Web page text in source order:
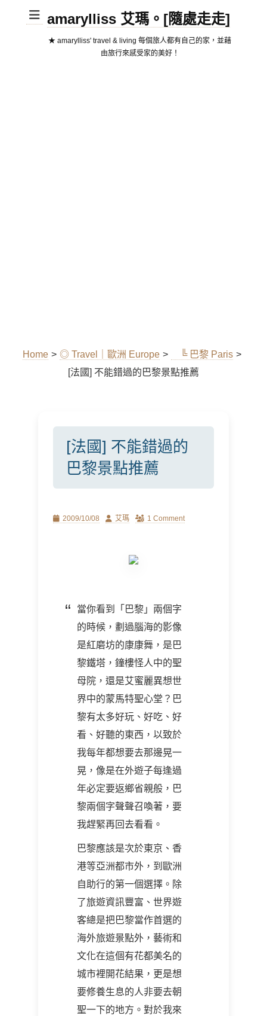
amarylliss 艾瑪。[隨處走走]
★ amarylliss' travel & living 每個旅人都有自己的家，並藉
由旅行來感受家的美好！
Home > ◎ Travel｜歐洲 Europe > ╚ 巴黎 Paris >
[法國] 不能錯過的巴黎景點推薦
[法國] 不能錯過的
巴黎景點推薦
Posted
2009/10/08 Author
艾瑪 1 Comment
當你看到「巴黎」兩個字
的時候，劃過腦海的影像
是紅磨坊的康康舞，是巴
黎鐵塔，鐘樓怪人中的聖
母院，還是艾蜜麗異想世
界中的蒙馬特聖心堂？巴
黎有太多好玩、好吃、好
看、好聽的東西，以致於
我每年都想要去那邊晃一
晃，像是在外遊子每逢過
年必定要返鄉省親般，巴
黎兩個字聲聲召喚著，要
我趕緊再回去看看。
巴黎應該是次於東京、香
港等亞洲都市外，到歐洲
自助行的第一個選擇。除
了旅遊資訊豐富、世界遊
客總是把巴黎當作首選的
海外旅遊景點外，藝術和
文化在這個有花都美名的
城市裡開花結果，更是想
要修養生息的人非要去朝
聖一下的地方。對於我來